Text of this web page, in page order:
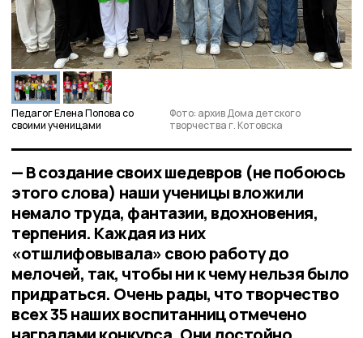
Педагог Елена Попова со
своими ученицами
Фото: архив Дома детского
творчества г. Котовска
— В создание своих шедевров (не побоюсь
этого слова) наши ученицы вложили
немало труда, фантазии, вдохновения,
терпения. Каждая из них
«отшлифовывала» свою работу до
мелочей, так, чтобы ни к чему нельзя было
придраться. Очень рады, что творчество
всех 35 наших воспитанниц отмечено